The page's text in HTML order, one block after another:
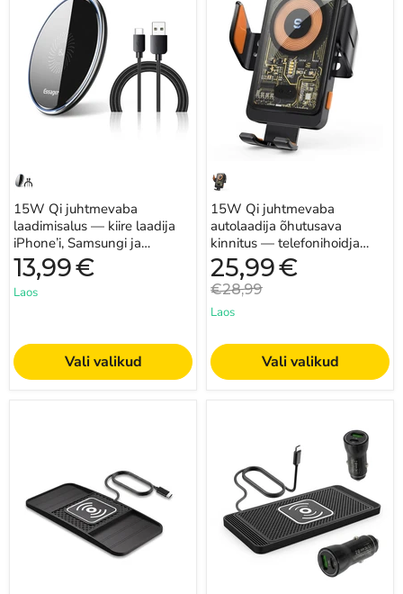
juhtmevaba
laadimisalus
kiire
laadija
iPhone’i,
Samsungi
15W Qi juhtmevaba
laadimisalus — kiire laadija
iPhone’i, Samsungi ja
AirPodside jaoks
13,99€
Laos
Vali valikud
juhtmevaba
autolaadija
õhutusava
kinnitus
telefonihoidja
iPhone’i
Samsungi
15W Qi juhtmevaba
autolaadija õhutusava
kinnitus — telefonihoidja
iPhone’i ja Samsungi jaoks
Praegune
hind
25,99€
Algne
€28,99
Laos
Vali valikud
libisemiskindel
autosilmus,
USB-
Samsung